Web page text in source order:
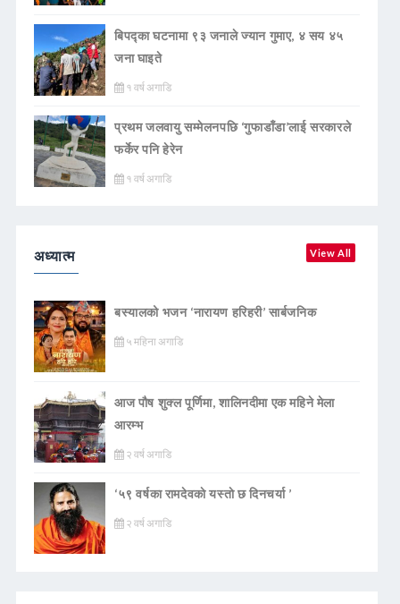
बिपद्का घटनामा ९३ जनाले ज्यान गुमाए, ४ सय ४५
जना घाइते
१ वर्ष अगाडि
प्रथम जलवायु सम्मेलनपछि ‘गुफाडाँडा’लाई सरकारले
फर्केर पनि हेरेन
१ वर्ष अगाडि
अध्यात्म View All
बस्यालको भजन ‘नारायण हरिहरी’ सार्बजनिक
५ महिना अगाडि
आज पौष शुक्ल पूर्णिमा, शालिनदीमा एक महिने मेला
आरम्भ
२ वर्ष अगाडि
‘५९ वर्षका रामदेवकाे यस्ताे छ दिनचर्या ’
२ वर्ष अगाडि